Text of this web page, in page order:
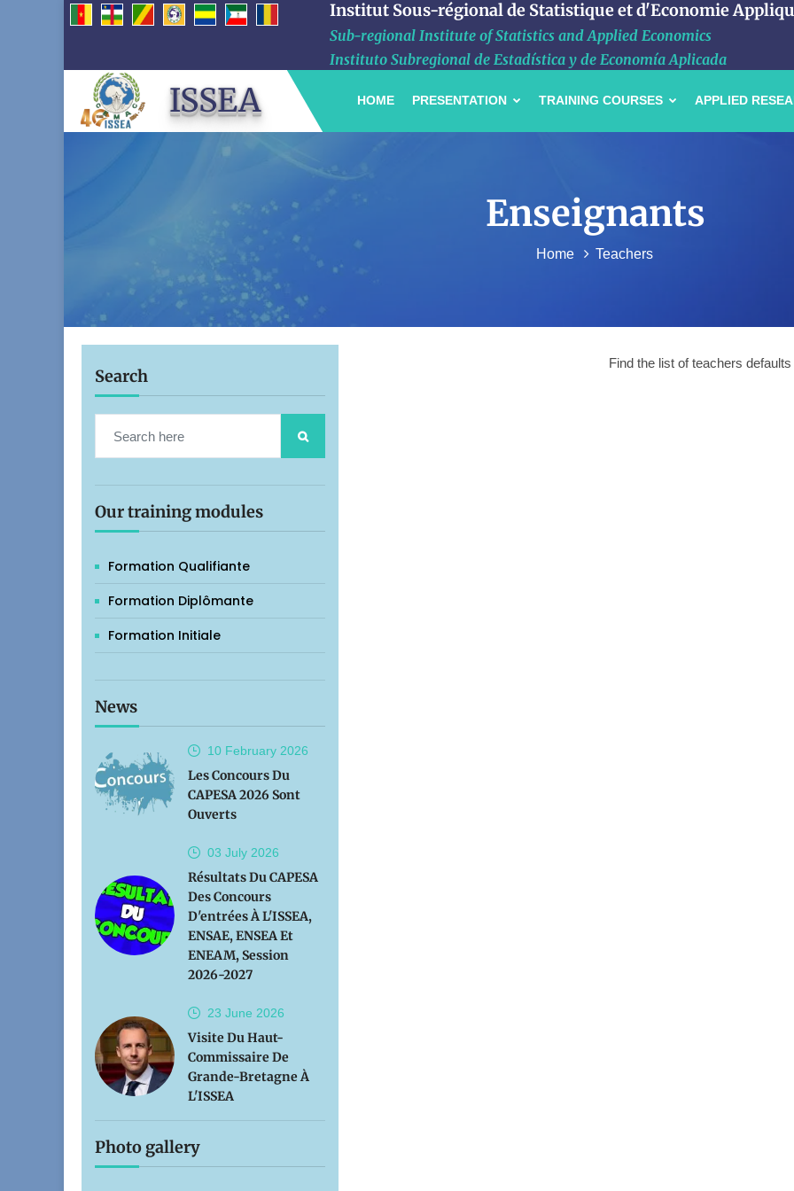
Institut Sous-régional de Statistique et d'Economie
Sub-regional Institute of Statistics and Applied Economics
Instituto Subregional de Estadística y de Economía Aplicada
ISSEA HOME PRESENTATION TRAINING COURSES APPLIED
Enseignants
Home Teachers
Search
Our training modules
Formation Qualifiante
Formation Diplômante
Formation Initiale
News
10 February 2026
Les Concours Du
CAPESA 2026 Sont
Ouverts
03 July 2026
Résultats Du CAPESA
Des Concours
D'entrées À L'ISSEA,
ENSAE, ENSEA Et
ENEAM, Session
2026-2027
23 June 2026
Visite Du Haut-
Commissaire De
Grande-Bretagne À
L'ISSEA
Photo gallery
Find the list of teachers